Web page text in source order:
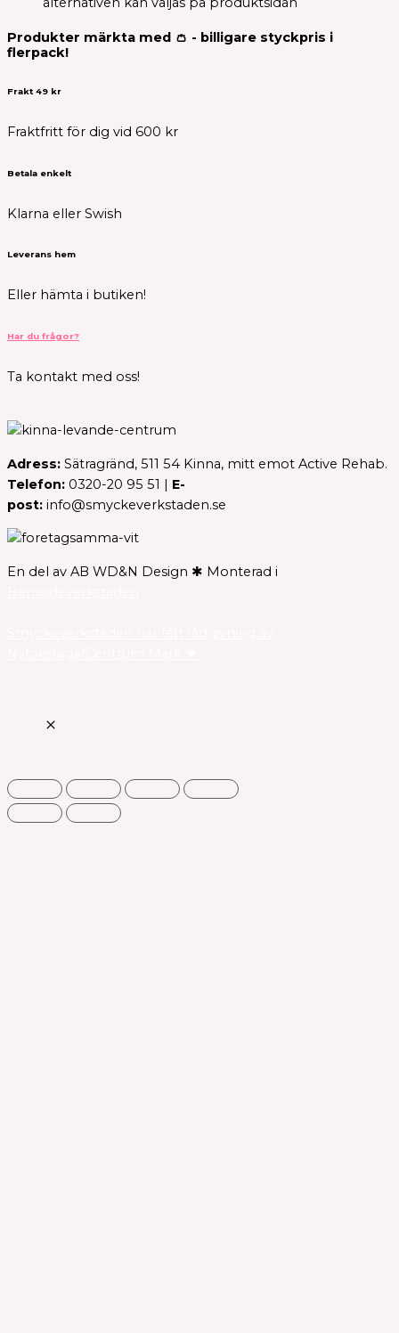
Produkter märkta med 👛 - billigare styckpris i
flerpack!
Frakt 49 kr
Fraktfritt för dig vid 600 kr
Betala enkelt
Klarna eller Swish
Leverans hem
Eller hämta i butiken!
Har du frågor?
Ta kontakt med oss!
Adress: Sätragränd, 511 54 Kinna, mitt emot Active Rehab.
Telefon: 0320-20 95 51 | E-
post: info@smyckeverkstaden.se
En del av AB WD&N Design ✱ Monterad i